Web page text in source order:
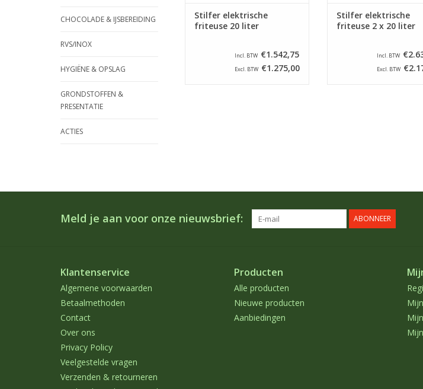
CHOCOLADE & IJSBEREIDING
RVS/INOX
HYGIËNE & OPSLAG
GRONDSTOFFEN &
PRESENTATIE
ACTIES
Stilfer elektrische
friteuse 20 liter
Incl. BTW €1.542,75
Excl. BTW €1.275,00
Stilfer elektrische
friteuse 2 x 20 liter
Incl. BTW
Excl. BTW
Meld je aan voor onze nieuwsbrief: ABONNEER
Klantenservice
Algemene voorwaarden
Betaalmethoden
Contact
Over ons
Privacy Policy
Veelgestelde vragen
Verzenden & retourneren
Producten
Alle producten
Nieuwe producten
Aanbiedingen